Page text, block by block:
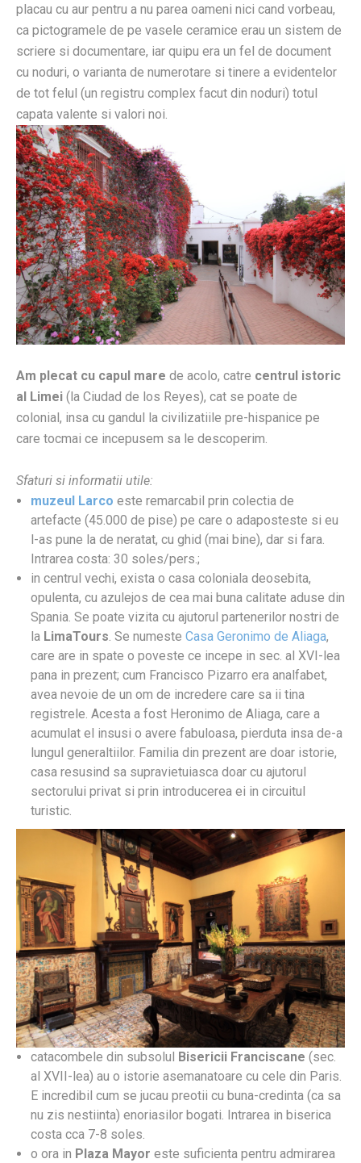
placau cu aur pentru a nu parea oameni nici cand vorbeau,
ca pictogramele de pe vasele ceramice erau un sistem de
scriere si documentare, iar quipu era un fel de document
cu noduri, o varianta de numerotare si tinere a evidentelor
de tot felul (un registru complex facut din noduri) totul
capata valente si valori noi.
Am plecat cu capul mare de acolo, catre centrul istoric
al Limei (la Ciudad de los Reyes), cat se poate de
colonial, insa cu gandul la civilizatiile pre-hispanice pe
care tocmai ce incepusem sa le descoperim.
Sfaturi si informatii utile:
muzeul Larco este remarcabil prin colectia de
artefacte (45.000 de pise) pe care o adaposteste si eu
l-as pune la de neratat, cu ghid (mai bine), dar si fara.
Intrarea costa: 30 soles/pers.;
in centrul vechi, exista o casa coloniala deosebita,
opulenta, cu azulejos de cea mai buna calitate aduse din
Spania. Se poate vizita cu ajutorul partenerilor nostri de
la LimaTours . Se numeste Casa Geronimo de Aliaga,
care are in spate o poveste ce incepe in sec. al XVI-lea
pana in prezent; cum Francisco Pizarro era analfabet,
avea nevoie de un om de incredere care sa ii tina
registrele. Acesta a fost Heronimo de Aliaga, care a
acumulat el insusi o avere fabuloasa, pierduta insa de-a
lungul generaltiilor. Familia din prezent are doar istorie,
casa resusind sa supravietuiasca doar cu ajutorul
sectorului privat si prin introducerea ei in circuitul
turistic.
catacombele din subsolul Bisericii Franciscane (sec.
al XVII-lea) au o istorie asemanatoare cu cele din Paris.
E incredibil cum se jucau preotii cu buna-credinta (ca sa
nu zis nestiinta) enoriasilor bogati. Intrarea in biserica
costa cca 7-8 soles.
o ora in Plaza Mayor este suficienta pentru admirarea